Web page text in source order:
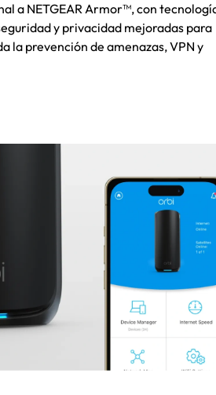
a NETGEAR Armor™, con
y privacidad mejoradas para
la prevención de amenazas, VPN y